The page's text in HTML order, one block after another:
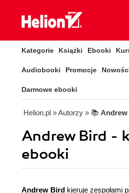
Kategorie Książki Ebooki
Audiobooki Promocje
Darmowe ebooki
Helion.pl » Autorzy » 📚
Andrew Bird -
ebooki
Andrew Bird kieruje zespołami